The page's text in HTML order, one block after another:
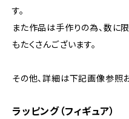
す。
また作品は手作りの為、数に
もたくさんございます。
その他、詳細は下記画像参照
ラッピング（フィギュア）